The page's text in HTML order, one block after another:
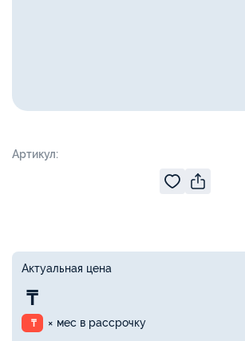
Артикул:
Актуальная цена
₸
₸ × мес в рассрочку